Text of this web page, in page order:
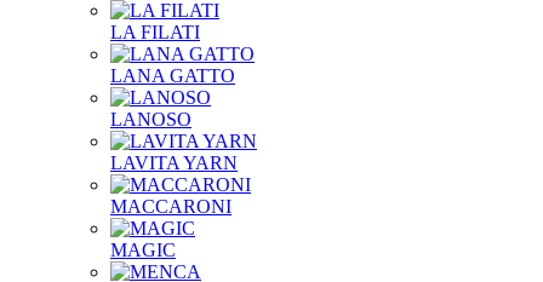
LA FILATI
LANA GATTO
LANOSO
LAVITA YARN
MACCARONI
MAGIC